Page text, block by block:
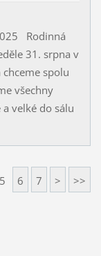
Rodinná
31. srpna v
spolu
všechny
velké do sálu
5 6 7 > >>